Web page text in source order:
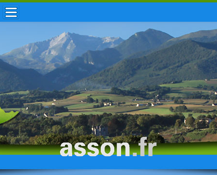
ACCUEIL / INFOS
MUNICIPALITÉ
VIE LOCALE
ENFANCE
TOURISME
HISTOIRE